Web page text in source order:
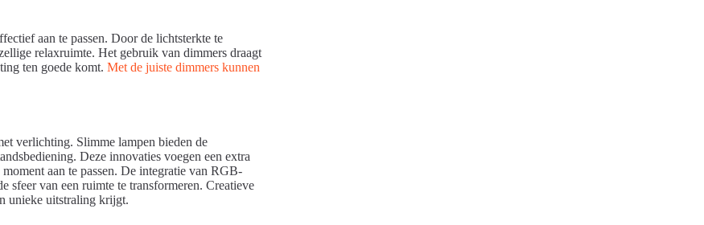
aan te passen. Door de lichtsterkte te
relaxruimte. Het gebruik van dimmers draagt
ten goede komt. Met de juiste dimmers kunnen
verlichting. Slimme lampen bieden de
Deze innovaties voegen een extra
aan te passen. De integratie van RGB-
sfeer van een ruimte te transformeren. Creatieve
unieke uitstraling krijgt.